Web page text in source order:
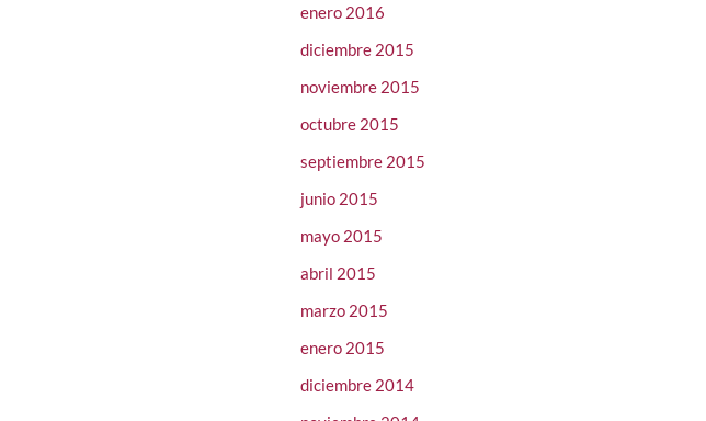
enero 2016
diciembre 2015
noviembre 2015
octubre 2015
septiembre 2015
junio 2015
mayo 2015
abril 2015
marzo 2015
enero 2015
diciembre 2014